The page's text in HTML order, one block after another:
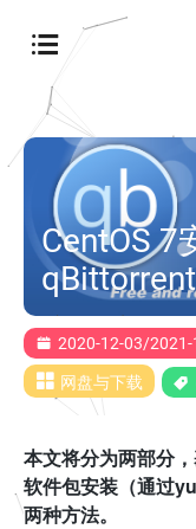
CentOS 7
qBittorrent
2020-12-03/2021-
网盘与下载
本文将分为两部分
软件包安装（通过
两种方法。